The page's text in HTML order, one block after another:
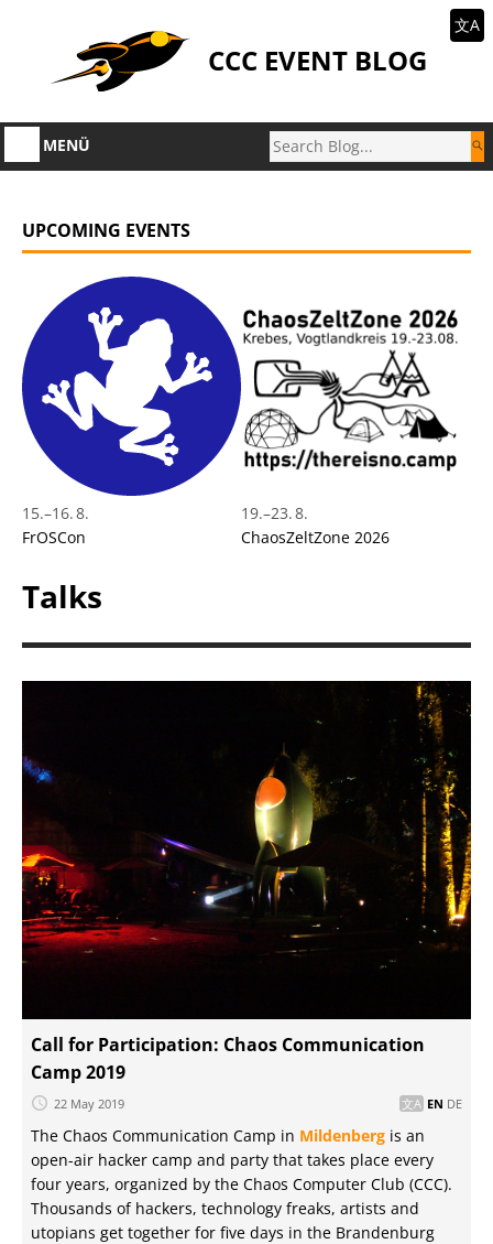
CCC EVENT BLOG
文A
MENÜ
UPCOMING EVENTS
15.–16. 8.
FrOSCon
19.–23. 8.
ChaosZeltZone 2026
Talks
Call for Participation: Chaos Communication
Camp 2019
22 May 2019 EN DE
The Chaos Communication Camp in Mildenberg is an
open-air hacker camp and party that takes place every
four years, organized by the Chaos Computer Club (CCC).
Thousands of hackers, technology freaks, artists and
utopians get together for five days in the Brandenburg